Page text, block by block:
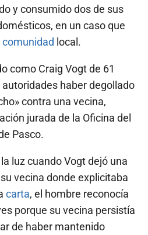
y consumido dos de sus
en un caso que
comunidad local.
como Craig Vogt de 61
haber degollado
contra una vecina,
jurada de la Oficina del
Pasco.
luz cuando Vogt dejó una
vecina donde explicitaba
carta, el hombre reconocía
porque su vecina persistía
de haber mantenido